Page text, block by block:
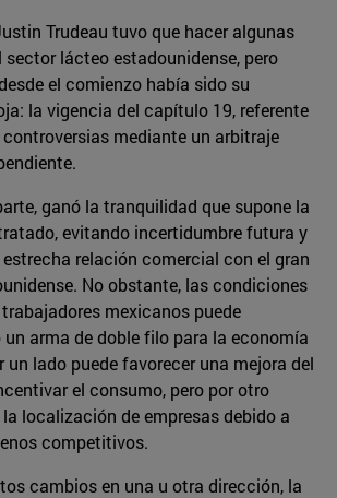
Trudeau tuvo que hacer algunas
sector lácteo estadounidense, pero
el comienzo había sido su
la vigencia del capítulo 19, referente
mediante un arbitraje
ganó la tranquilidad que supone la
evitando incertidumbre futura y
relación comercial con el gran
No obstante, las condiciones
mexicanos puede
arma de doble filo para la economía
un lado puede favorecer una mejora del
el consumo, pero por otro
localización de empresas debido a
competitivos.
cambios en una u otra dirección, la